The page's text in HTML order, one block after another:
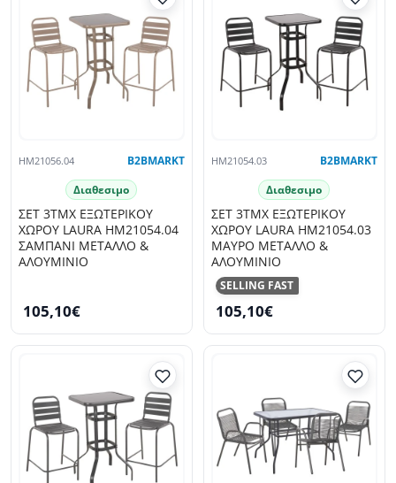
HM21056.04 B2BMARKT
Διαθεσιμο
ΣΕΤ 3ΤΜΧ ΕΞΩΤΕΡΙΚΟΥ
ΧΩΡΟΥ LAURA HM21054.04
ΣΑΜΠΑΝΙ ΜΕΤΑΛΛΟ &
ΑΛΟΥΜΙΝΙΟ
105,10€
SELLING FAST
HM21054.03 B2BMARKT
Διαθεσιμο
ΣΕΤ 3ΤΜΧ ΕΞΩΤΕΡΙΚΟΥ
ΧΩΡΟΥ LAURA HM21054.03
ΜΑΥΡΟ ΜΕΤΑΛΛΟ &
ΑΛΟΥΜΙΝΙΟ
105,10€